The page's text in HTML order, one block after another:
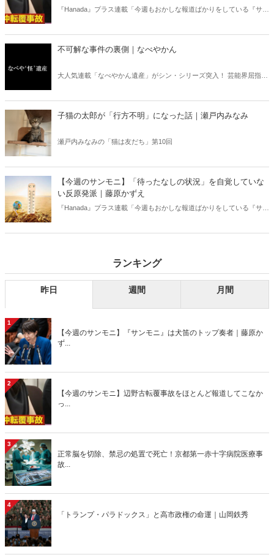
『Hanada』プラス連載「今週もおかしな報道ばかりをしている『サン
不可解な事件の裏側｜なべやかん
大人気連載「なべやかん遺産」がシン・シリーズ突入！ 芸能界屈指の
信じるか信じないかは、あなた次第！ 芸能ニュース
子猫の太郎が「行方不明」になった話｜瀬戸内みなみ
瀬戸内みなみの「猫は友だち」第10回
【今週のサンモニ】「待ったなしの状況」を自覚していな
い反原発派｜藤原かずえ
『Hanada』プラス連載「今週もおかしな報道ばかりをしている『サン
ランキング
昨日 週間 月間
1
【今週のサンモニ】『サンモニ』は犬笛のトップ奏者｜藤原か
ず...
2
【今週のサンモニ】辺野古転覆事故をほとんど報道してこなか
っ...
3
正常脳を切除、禁忌の処置で死亡！京都第一赤十字病院医療事
故...
4
「トランプ・パラドックス」と高市政権の命運｜山岡鉄秀